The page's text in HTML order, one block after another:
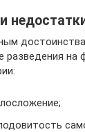
разведения на